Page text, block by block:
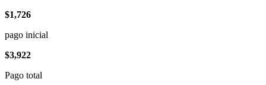
$1,726
pago inicial
$3,922
Pago total